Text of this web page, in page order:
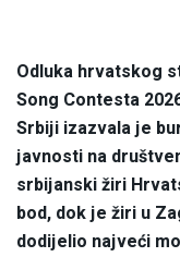
Odluka hrvatskog
Song Contesta
Srbiji izazvala je
javnosti na
srbijanski žiri
bod, dok je žiri u
dodijelio najveći